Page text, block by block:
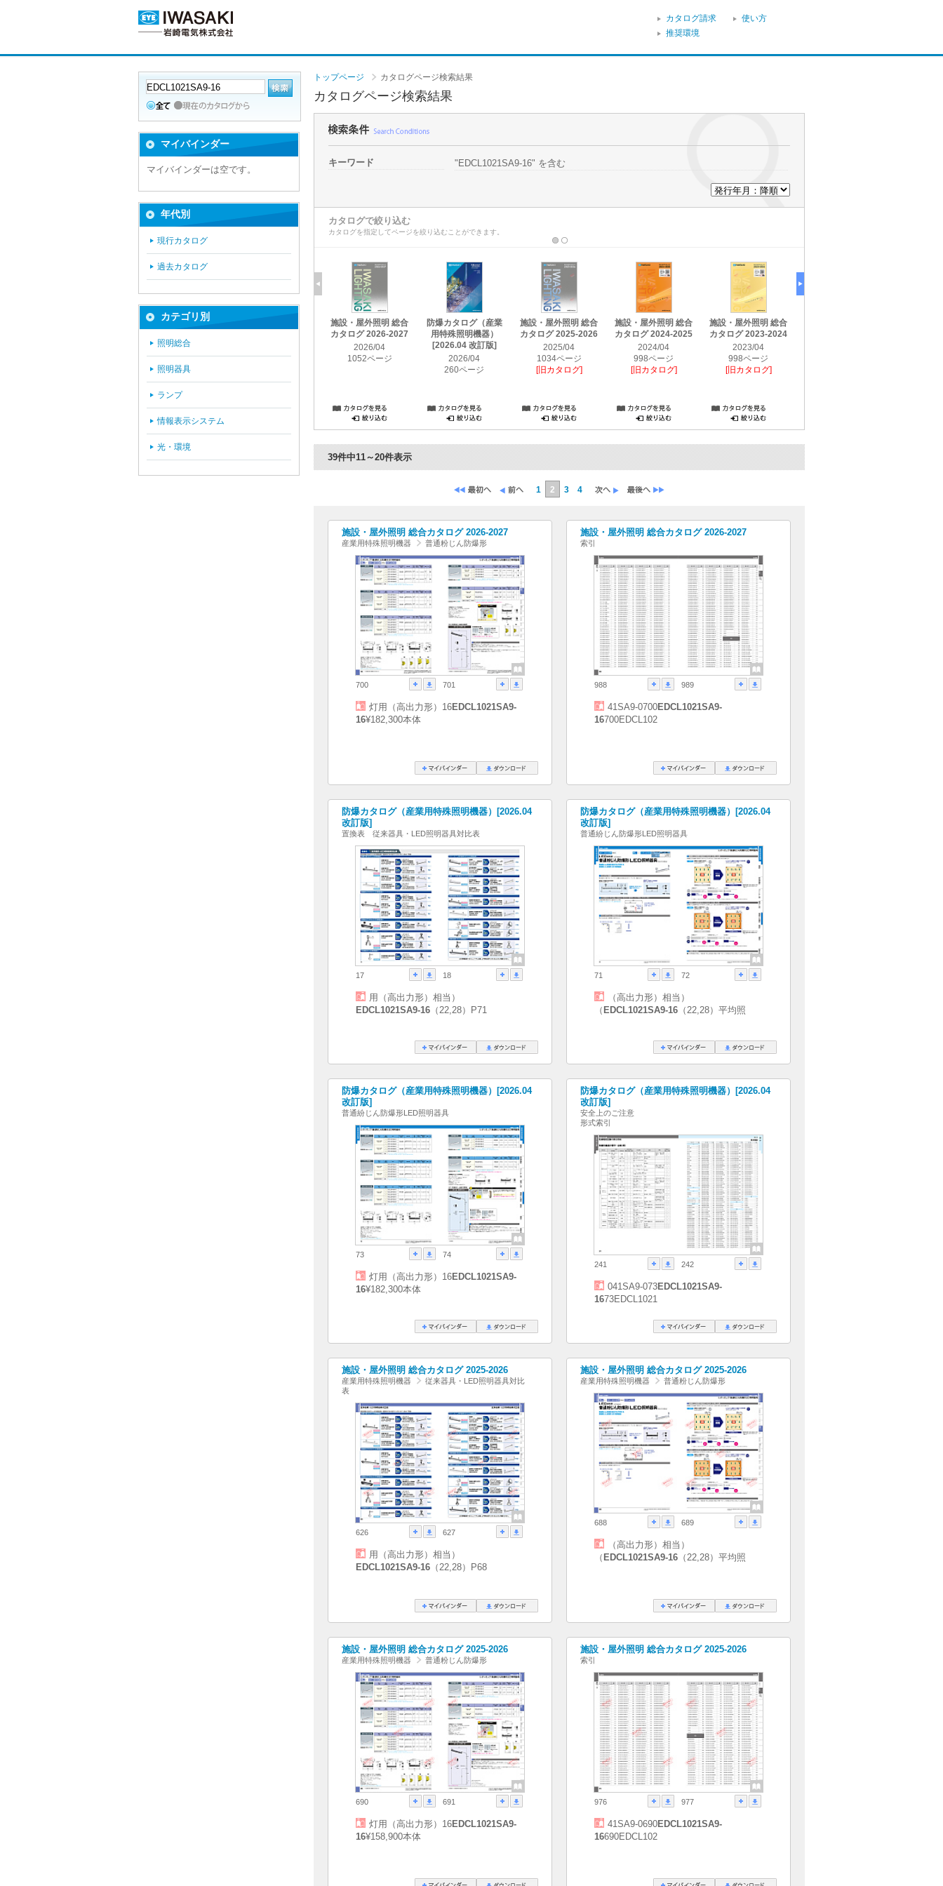
カタログ請求
使い方
推奨環境
トップページ カタログページ検索結果
カタログページ検索結果
キーワード "EDCL1021SA9-16" を含む
カタログで絞り込む
カタログを指定してページを絞り込むことができます。
施設・屋外照明 総合
カタログ 2026-2027
2026/04
1052ページ
防爆カタログ（産業
用特殊照明機器）
[2026.04 改訂版]
2026/04
260ページ
施設・屋外照明 総合
カタログ 2025-2026
2025/04
1034ページ
[旧カタログ]
施設・屋外照明 総合
カタログ 2024-2025
2024/04
998ページ
[旧カタログ]
施設・屋外照明 総合
カタログ 2023-2024
2023/04
998ページ
[旧カタログ]
39件中11～20件表示
1 2 3 4
施設・屋外照明 総合カタログ 2026-2027
産業用特殊照明機器 普通粉じん防爆形
700 701
灯用（高出力形）16EDCL1021SA9-
16¥182,300本体
施設・屋外照明 総合カタログ 2026-2027
索引
988 989
41SA9-0700EDCL1021SA9-
16700EDCL102
防爆カタログ（産業用特殊照明機器）[2026.04
改訂版]
置換表 従来器具・LED照明器具対比表
17 18
用（高出力形）相当）
EDCL1021SA9-16 （22,28）P71
防爆カタログ（産業用特殊照明機器）[2026.04
改訂版]
普通紛じん防爆形LED照明器具
71 72
（高出力形）相当）
（ EDCL1021SA9-16 （22,28）平均照
防爆カタログ（産業用特殊照明機器）[2026.04
改訂版]
普通紛じん防爆形LED照明器具
73 74
灯用（高出力形）16EDCL1021SA9-
16¥182,300本体
防爆カタログ（産業用特殊照明機器）[2026.04
改訂版]
安全上のご注意
形式索引
241 242
041SA9-073EDCL1021SA9-
1673EDCL1021
施設・屋外照明 総合カタログ 2025-2026
産業用特殊照明機器
従来器具・LED照明器具対比
表
626 627
用（高出力形）相当）
EDCL1021SA9-16 （22,28）P68
施設・屋外照明 総合カタログ 2025-2026
産業用特殊照明機器 普通粉じん防爆形
688 689
（高出力形）相当）
（ EDCL1021SA9-16 （22,28）平均照
施設・屋外照明 総合カタログ 2025-2026
産業用特殊照明機器 普通粉じん防爆形
690 691
灯用（高出力形）16EDCL1021SA9-
16¥158,900本体
施設・屋外照明 総合カタログ 2025-2026
索引
976 977
41SA9-0690EDCL1021SA9-
16690EDCL102
マイバインダー
マイバインダーは空です。
年代別
現行カタログ
過去カタログ
カテゴリ別
照明総合
照明器具
ランプ
情報表示システム
光・環境